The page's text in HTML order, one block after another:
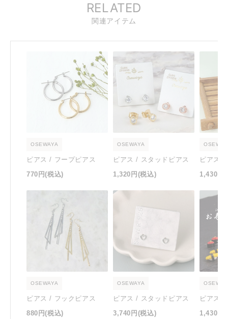
RELATED
関連アイテム
OSEWAYA
ピアス / フープピアス
770円(税込)
OSEWAYA
ピアス / スタッドピアス
1,320円 (税込)
ピアス /
1,430円
OSEWAYA
ピアス / フックピアス
880円(税込)
OSEWAYA
ピアス / スタッドピアス
3,740円 (税込)
ピアス /
1,430円